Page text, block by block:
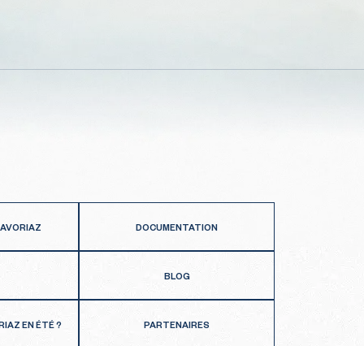
DOCUMENTATION
BLOG
EN ÉTÉ ? PARTENAIRES